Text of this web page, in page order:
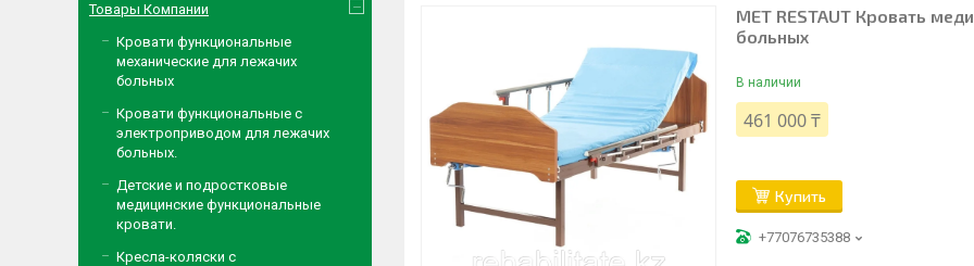
MET RESTAUT Кровать
больных
В наличии
461 000 ₸
Купить
+77076735388
Товары Компании
Кровати функциональные
механические для лежачих
больных
Кровати функциональные с
электроприводом для лежачих
больных.
Детские и подростковые
медицинские функциональные
кровати.
Кресла-коляски с